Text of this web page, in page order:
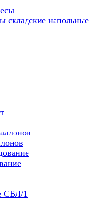
складские напольные
СВЛ/1